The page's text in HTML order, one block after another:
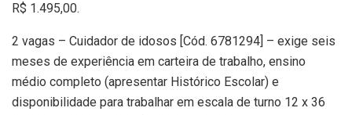
R$ 1.495,00.
2 vagas – Cuidador de idosos [Cód. 6781294] – exige seis
meses de experiência em carteira de trabalho, ensino
médio completo (apresentar Histórico Escolar) e
disponibilidade para trabalhar em escala de turno 12 x 36